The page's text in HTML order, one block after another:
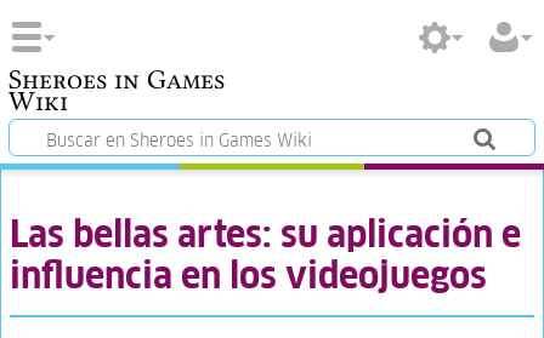
Sheroes in Games
Wiki
Las bellas artes: su aplicación e
influencia en los videojuegos